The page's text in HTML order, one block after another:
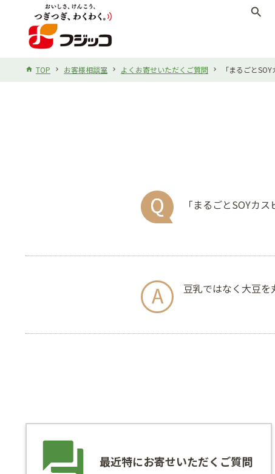
search
TOP お客様相談室 よくお寄せいただくご質問 「まるごと
「まるごとSOYカ
豆乳ではなく大豆を
最近特にお寄せいただくご質問